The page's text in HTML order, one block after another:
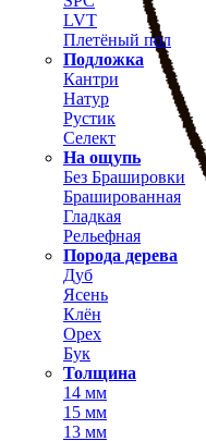
LVT
Плетёный пол
Подложка
Кантри
Натур
Рустик
Селект
На ощупь
Без Брашировки
Брашированная
Гладкая
Рельефная
Порода дерева
Дуб
Ясень
Клён
Орех
Бук
Толщина
14 мм
15 мм
13 мм